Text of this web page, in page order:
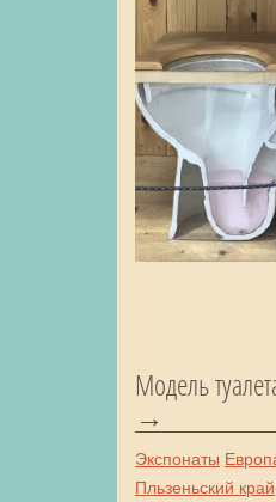
Модель
Экспонаты
Пльзеньский край